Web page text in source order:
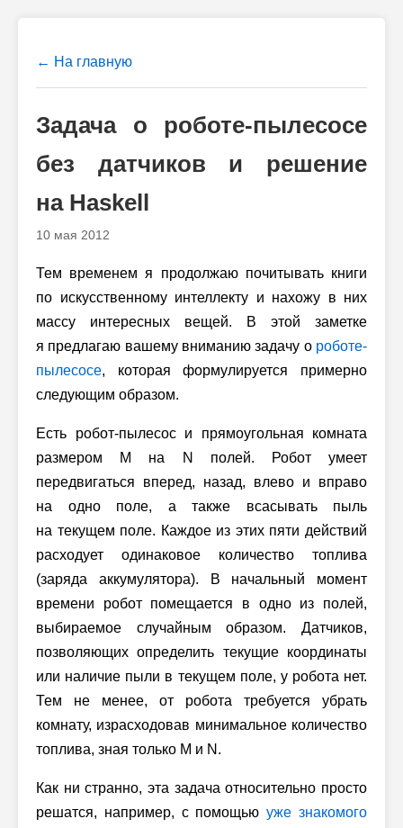
← На главную
Задача о роботе-пылесосе
без датчиков и решение
на Haskell
10 мая 2012
Тем временем я продолжаю почитывать книги
по искусственному интеллекту и нахожу в них
массу интересных вещей. В этой заметке
я предлагаю вашему вниманию задачу о роботе-
пылесосе, которая формулируется примерно
следующим образом.
Есть робот-пылесос и прямоугольная комната
размером
M на N
полей. Робот умеет
передвигаться вперед, назад, влево и вправо
на одно поле, а также всасывать пыль
на текущем поле. Каждое из этих пяти действий
расходует одинаковое количество топлива
(заряда аккумулятора). В начальный момент
времени робот помещается в одно из полей,
выбираемое случайным образом. Датчиков,
позволяющих определить текущие координаты
или наличие пыли в текущем поле, у робота нет.
Тем не менее, от робота требуется убрать
комнату, израсходовав минимальное количество
топлива, зная только M и N .
Как ни странно, эта задача относительно просто
решатся, например, с помощьюуже знакомого